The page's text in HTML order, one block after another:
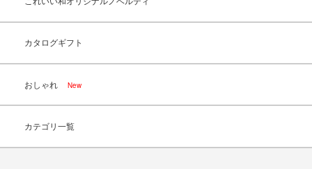
カタログギフト
おしゃれ New
カテゴリ一覧